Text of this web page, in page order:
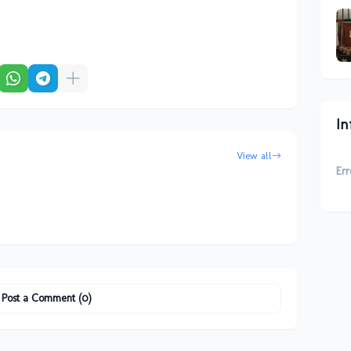
View all
Post a Comment (0)